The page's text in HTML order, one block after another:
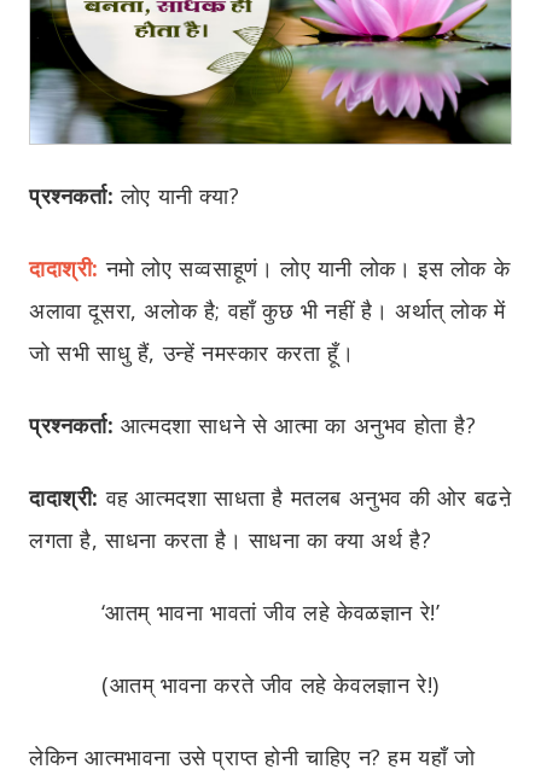
प्रश्नकर्ता:लोए यानी क्या?
दादाश्री: नमो लोए सव्वसाहूणं। लोए यानी लोक। इस लोक के
अलावा दूसरा, अलोक है; वहाँ कुछ भी नहीं है। अर्थात् लोक में
जो सभी साधु हैं, उन्हें नमस्कार करता हूँ।
प्रश्नकर्ता: आत्मदशा साधने से आत्मा का अनुभव होता है?
दादाश्री: वह आत्मदशा साधता है मतलब अनुभव की ओर बढऩे
लगता है, साधना करता है। साधना का क्या अर्थ है?
‘आतम् भावना भावतां जीव लहे केवळज्ञान रे!’
(आतम् भावना करते जीव लहे केवलज्ञान रे!)
लेकिन आत्मभावना उसे प्राप्त होनी चाहिए न? हम यहाँ जो